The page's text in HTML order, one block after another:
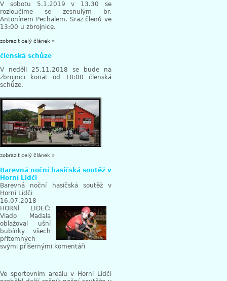
V sobotu 5.1.2019 v 13.30 se
rozloučíme se zesnulým br.
Antonínem Pechalem. Sraz členů ve
13:00 u zbrojnice.
zobrazit celý článek »
členská schůze
V neděli 25.11.2018 se bude na
zbrojnici konat od 18:00 členská
schůze.
zobrazit celý článek »
Barevná noční hasičská soutěž v
Horní Lidči
Barevná noční hasičská soutěž v
Horní Lidči
16.07.2018
HORNÍ LIDEČ:
Vlado Madala
oblažoval ušní
bubínky všech
přítomných
svými příšernými komentáři
Ve sportovním areálu v Horní Lidči